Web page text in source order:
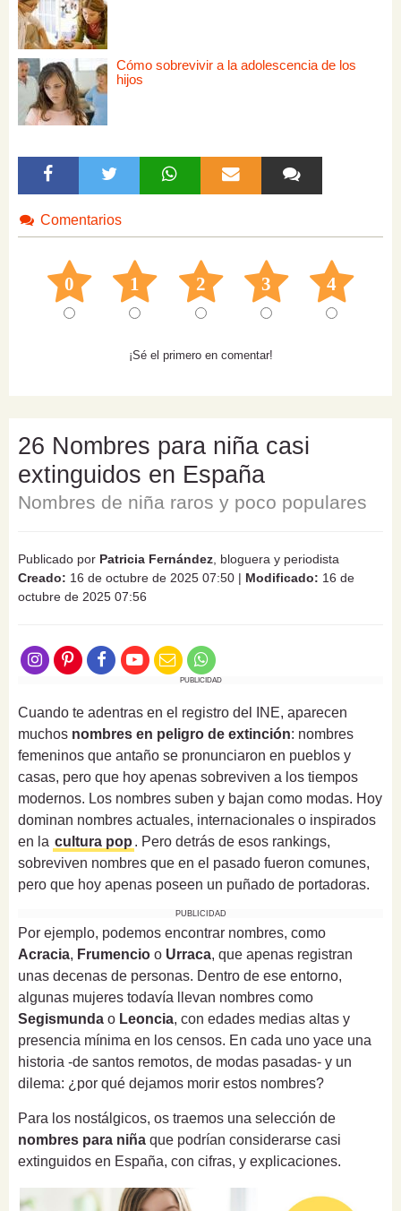
Cómo sobrevivir a la adolescencia de los
hijos
Comentarios
0 1 2 3 4
¡Sé el primero en comentar!
26 Nombres para niña casi
extinguidos en España
Nombres de niña raros y poco populares
Publicado por Patricia Fernández , bloguera y periodista
Creado: 16 de octubre de 2025 07:50 | Modificado: 16 de
octubre de 2025 07:56
PUBLICIDAD
Cuando te adentras en el registro del INE, aparecen
muchos nombres en peligro de extinción: nombres
femeninos que antaño se pronunciaron en pueblos y
casas, pero que hoy apenas sobreviven a los tiempos
modernos. Los nombres suben y bajan como modas. Hoy
dominan nombres actuales, internacionales o inspirados
en la cultura pop . Pero detrás de esos rankings,
sobreviven nombres que en el pasado fueron comunes,
pero que hoy apenas poseen un puñado de portadoras.
PUBLICIDAD
Por ejemplo, podemos encontrar nombres, como
Acracia, Frumencio o Urraca, que apenas registran
unas decenas de personas. Dentro de ese entorno,
algunas mujeres todavía llevan nombres como
Segismunda o Leoncia, con edades medias altas y
presencia mínima en los censos. En cada uno yace una
historia -de santos remotos, de modas pasadas- y un
dilema: ¿por qué dejamos morir estos nombres?
Para los nostálgicos, os traemos una selección de
nombres para niña que podrían considerarse casi
extinguidos en España, con cifras, y explicaciones.